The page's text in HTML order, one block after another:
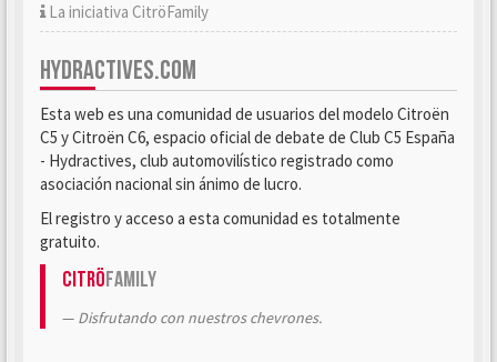
La iniciativa CitröFamily
HYDRACTIVES.COM
Esta web es una comunidad de usuarios del modelo Citroën
C5 y Citroën C6, espacio oficial de debate de Club C5 España
- Hydractives, club automovilístico registrado como
asociación nacional sin ánimo de lucro.
El registro y acceso a esta comunidad es totalmente
gratuito.
CitröFamily
Disfrutando con nuestros chevrones.